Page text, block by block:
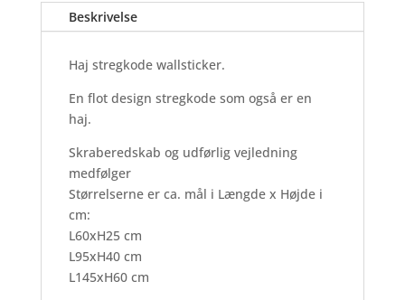
antalBeskrivelse
Haj stregkode wallsticker.
En flot design stregkode som også er en
haj.
Skraberedskab og udførlig vejledning
medfølger
Størrelserne er ca. mål i Længde x Højde i
cm:
L60xH25 cm
L95xH40 cm
L145xH60 cm